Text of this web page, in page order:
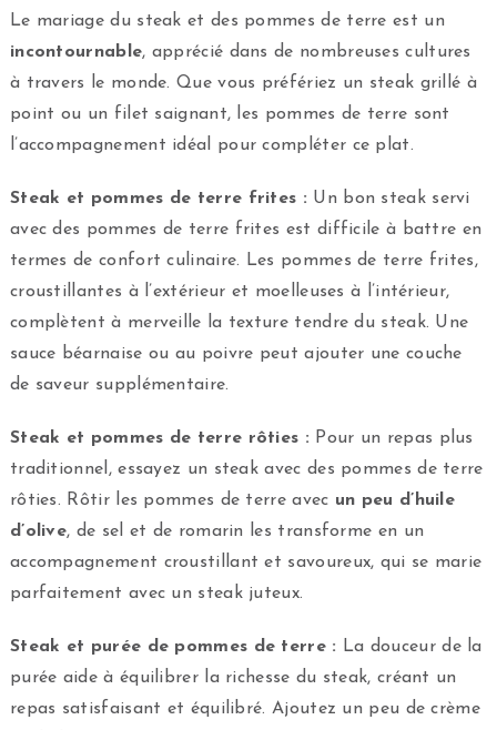
Le mariage du steak et des pommes de terre est un
incontournable, apprécié dans de nombreuses cultures
à travers le monde. Que vous préfériez un steak grillé à
point ou un filet saignant, les pommes de terre sont
l’accompagnement idéal pour compléter ce plat.
Steak et pommes de terre frites : Un bon steak servi
avec des pommes de terre frites est difficile à battre en
termes de confort culinaire. Les pommes de terre frites,
croustillantes à l’extérieur et moelleuses à l’intérieur,
complètent à merveille la texture tendre du steak. Une
sauce béarnaise ou au poivre peut ajouter une couche
de saveur supplémentaire.
Steak et pommes de terre rôties : Pour un repas plus
traditionnel, essayez un steak avec des pommes de terre
rôties. Rôtir les pommes de terre avec un peu d’huile
d’olive, de sel et de romarin les transforme en un
accompagnement croustillant et savoureux, qui se marie
parfaitement avec un steak juteux.
Steak et purée de pommes de terre : La douceur de la
purée aide à équilibrer la richesse du steak, créant un
repas satisfaisant et équilibré. Ajoutez un peu de crème